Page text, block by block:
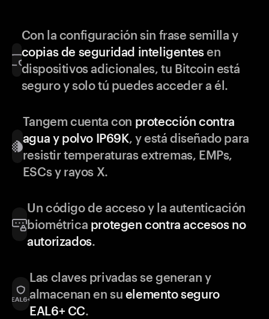
Con la configuración sin frase semilla y
copias de seguridad inteligentesen
dispositivos adicionales, tu Bitcoin está
seguro y solo tú puedes acceder a él.
Tangem cuenta con protección contra
agua y polvo IP69K, y está diseñado para
resistir temperaturas extremas, EMPs,
ESCs y rayos X.
Un código de acceso y la autenticación
biométrica protegen contra accesos no
autorizados.
Las claves privadas se generan y
almacenan en su elemento seguro
EAL6+ CC.